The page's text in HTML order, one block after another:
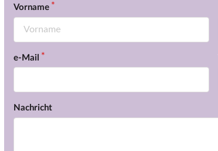
Vorname
e-Mail
Nachricht